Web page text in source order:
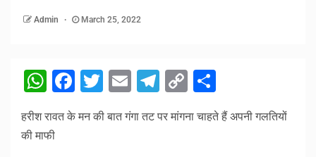
Admin March 25, 2022
WhatsApp
Facebook
Twitter
EmailTelegram
Copy
Link
हरीश रावत के मन की बात गंगा तट पर मांगना चाहते हैं अपनी गलतियों
की माफी